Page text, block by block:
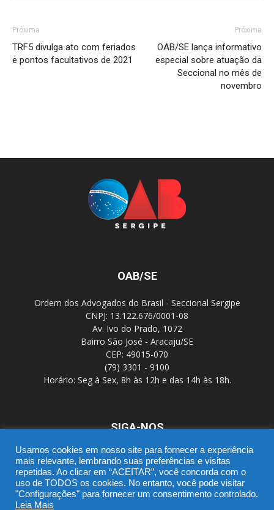
Próxima
TRF5 divulga ato com feriados
e pontos facultativos de 2021
Próxima
OAB/SE lança informativo
especial sobre atuação da
Seccional no mês de
novembro
OAB/SE
Ordem dos Advogados do Brasil - Seccional Sergipe
CNPJ: 13.122.676/0001-08
Av. Ivo do Prado, 1072
Bairro São José - Aracaju/SE
CEP: 49015-070
(79) 3301 - 9100
Horário: Seg à Sex, 8h às 12h e das 14h às 18h.
SIGA-NOS
SGD
Usamos cookies em nosso site para fornecer a experiência
mais relevante, lembrando suas preferências e visitas
repetidas. Ao clicar em “ACEITAR”, você concorda com o
uso de TODOS os cookies. No entanto, você pode visitar
"Configurações" para fornecer um consentimento controlado.
Leia Mais